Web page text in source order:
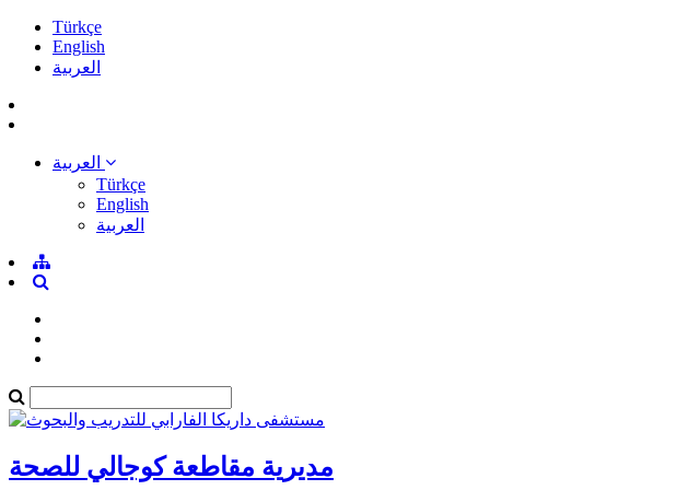
Türkçe
English
العربية
Türkçe
English
العربية
مديرية مقاطعة كوجالي للصحة